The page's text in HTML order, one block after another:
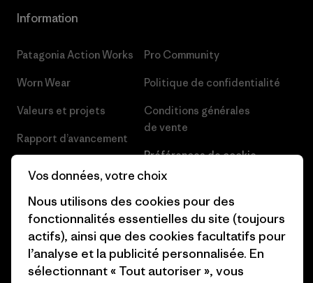
Information
Patagonia Action Works
Worn Wear
Valeurs et projets
Rapport d’avancement
Objectifs climatiques
1% For The Planet
Comment nous
finançons
Pro Community
Politique de confidentialité
Conditions générales
de vente
Préférences de cookie
Carrières
Presse et media
Industry program
Programme d’affiliation
Vos données, votre choix
Nous utilisons des cookies pour des
fonctionnalités essentielles du site (toujours
actifs), ainsi que des cookies facultatifs pour
l’analyse et la publicité personnalisée. En
sélectionnant « Tout autoriser », vous